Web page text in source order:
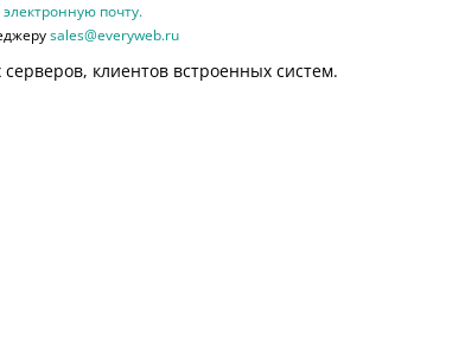
почту.
sales@everyweb.ru
клиентов встроенных систем.